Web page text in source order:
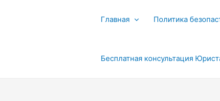
Главная Политика
Бесплатная консультация